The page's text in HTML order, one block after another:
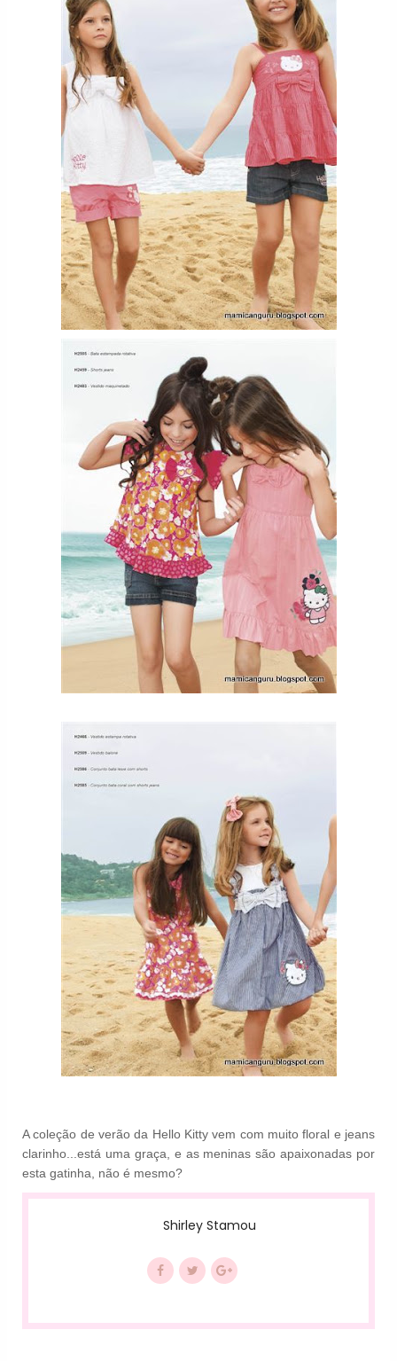
A coleção de verão da Hello Kitty vem com muito floral e jeans
clarinho...está uma graça, e as meninas são apaixonadas por
esta gatinha, não é mesmo?
Shirley Stamou